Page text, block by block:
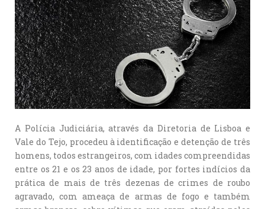
A Polícia Judiciária, através da Diretoria de Lisboa e
Vale do Tejo, procedeu à identificação e detenção de três
homens, todos estrangeiros, com idades compreendidas
entre os 21 e os 23 anos de idade, por fortes indícios da
prática de mais de três dezenas de crimes de roubo
agravado, com ameaça de armas de fogo e também